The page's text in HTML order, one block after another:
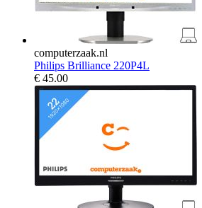
computerzaak.nl
Philips Brilliance 220P4L
€ 45.00